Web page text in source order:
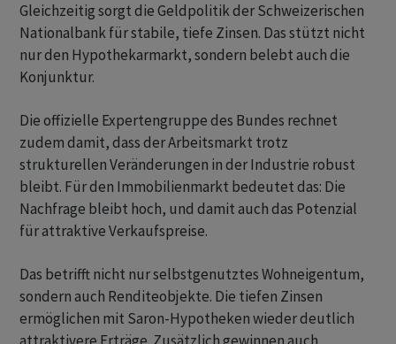
Gleichzeitig sorgt die Geldpolitik der Schweizerischen
Nationalbank für stabile, tiefe Zinsen. Das stützt nicht
nur den Hypothekarmarkt, sondern belebt auch die
Konjunktur.
Die offizielle Expertengruppe des Bundes rechnet
zudem damit, dass der Arbeitsmarkt trotz
strukturellen Veränderungen in der Industrie robust
bleibt. Für den Immobilienmarkt bedeutet das: Die
Nachfrage bleibt hoch, und damit auch das Potenzial
für attraktive Verkaufspreise.
Das betrifft nicht nur selbstgenutztes Wohneigentum,
sondern auch Renditeobjekte. Die tiefen Zinsen
ermöglichen mit Saron-Hypotheken wieder deutlich